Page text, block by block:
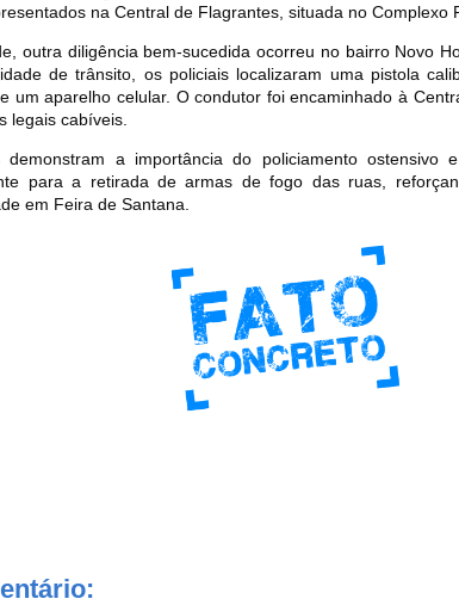
na Central de Flagrantes, situada no Complexo
outra diligência bem-sucedida ocorreu no bairro Novo
de trânsito, os policiais localizaram uma pistola
um aparelho celular. O condutor foi encaminhado à
legais cabíveis.
demonstram a importância do policiamento ostensivo
para a retirada de armas de fogo das ruas,
em Feira de Santana.